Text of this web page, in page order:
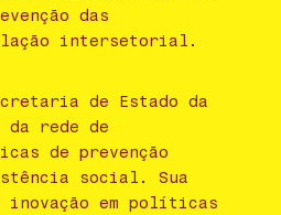
das
intersetorial.
de Estado da
rede de
de prevenção
social. Sua
em políticas